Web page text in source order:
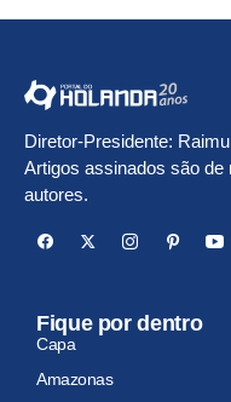
Diretor-Presidente:
Artigos assinados são de
autores.
Fique por dentro
Capa
Amazonas